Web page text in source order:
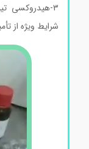
شرایطویژهاز